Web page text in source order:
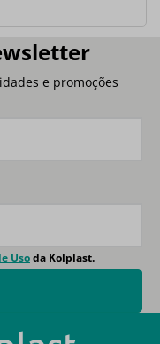
e promoções
Usoda Kolplast.